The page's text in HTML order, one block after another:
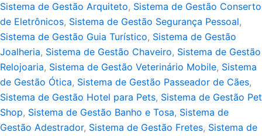
Sistema de Gestão Arquiteto, Sistema de Gestão Conserto
de Eletrônicos, Sistema de Gestão Segurança Pessoal,
Sistema de Gestão Guia Turístico, Sistema de Gestão
Joalheria, Sistema de Gestão Chaveiro, Sistema de Gestão
Relojoaria, Sistema de Gestão Veterinário Mobile, Sistema
de Gestão Ótica, Sistema de Gestão Passeador de Cães,
Sistema de Gestão Hotel para Pets, Sistema de Gestão Pet
Shop, Sistema de Gestão Banho e Tosa, Sistema de
Gestão Adestrador, Sistema de Gestão Fretes, Sistema de